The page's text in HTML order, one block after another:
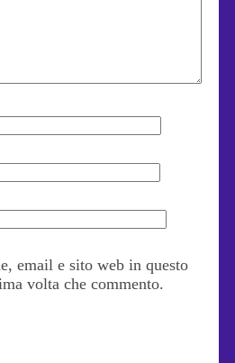
email e sito web in questo
volta che commento.